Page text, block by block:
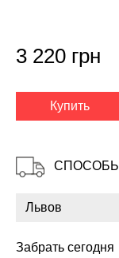
3 220 грн
Купить
Забрать сегодня